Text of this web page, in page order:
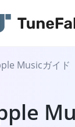
Musicガイド